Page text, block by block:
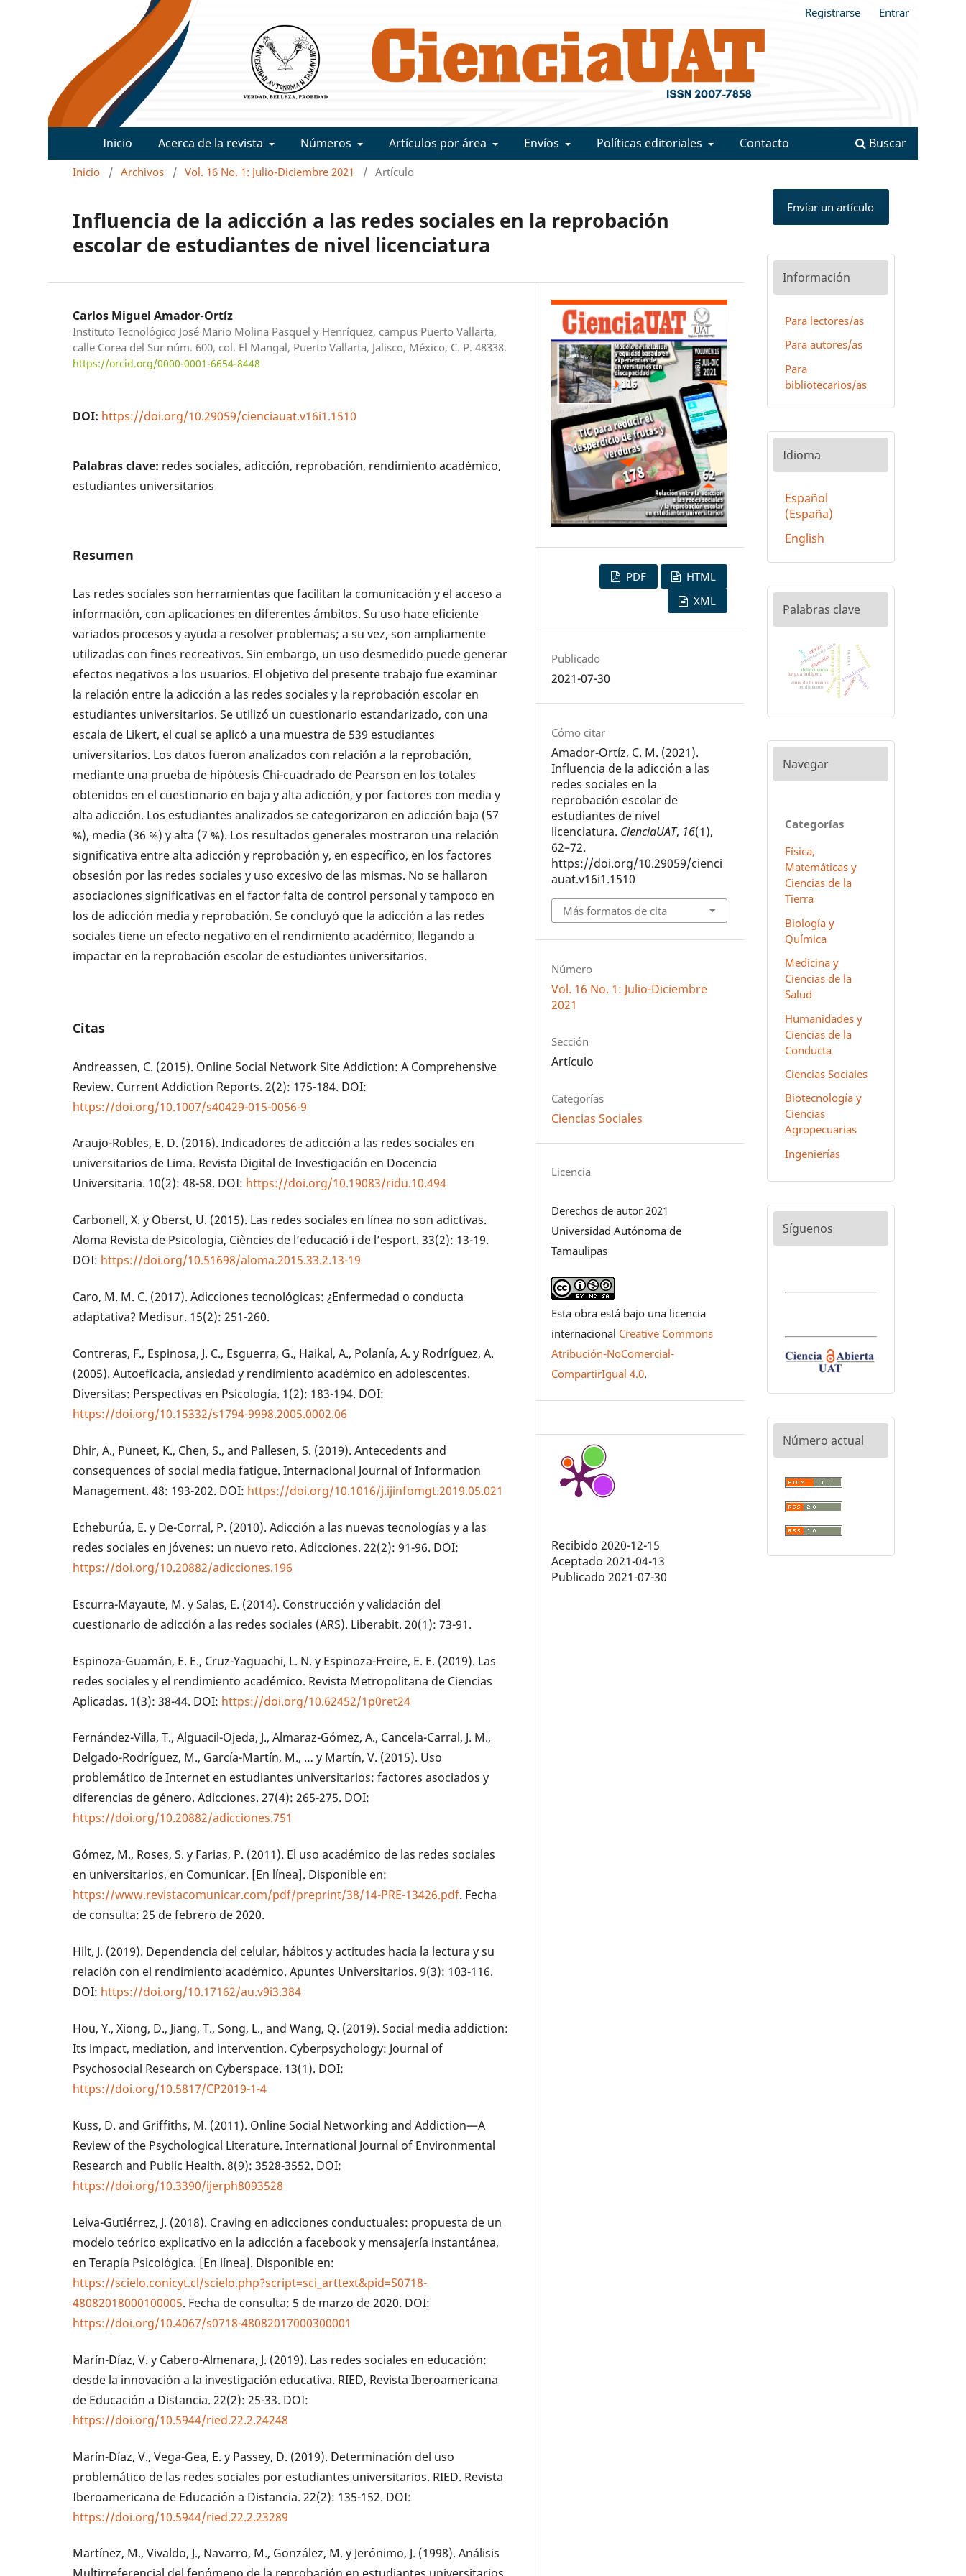
Inicio Acerca de la revista Números Artículos por área Envíos Políticas editoriales Contacto Buscar
Registrarse Entrar
Inicio / Archivos / Vol. 16 No. 1: Julio-Diciembre 2021 / Artículo
Influencia de la adicción a las redes sociales en la reprobación
escolar de estudiantes de nivel licenciatura
Carlos Miguel Amador-Ortíz
Instituto Tecnológico José Mario Molina Pasquel y Henríquez, campus Puerto Vallarta,
calle Corea del Sur núm. 600, col. El Mangal, Puerto Vallarta, Jalisco, México, C. P. 48338.
https://orcid.org/0000-0001-6654-8448
DOI: https://doi.org/10.29059/cienciauat.v16i1.1510
Palabras clave: redes sociales, adicción, reprobación, rendimiento académico,
estudiantes universitarios
Resumen
Las redes sociales son herramientas que facilitan la comunicación y el acceso a
información, con aplicaciones en diferentes ámbitos. Su uso hace eficiente
variados procesos y ayuda a resolver problemas; a su vez, son ampliamente
utilizadas con fines recreativos. Sin embargo, un uso desmedido puede generar
efectos negativos a los usuarios. El objetivo del presente trabajo fue examinar
la relación entre la adicción a las redes sociales y la reprobación escolar en
estudiantes universitarios. Se utilizó un cuestionario estandarizado, con una
escala de Likert, el cual se aplicó a una muestra de 539 estudiantes
universitarios. Los datos fueron analizados con relación a la reprobación,
mediante una prueba de hipótesis Chi-cuadrado de Pearson en los totales
obtenidos en el cuestionario en baja y alta adicción, y por factores con media y
alta adicción. Los estudiantes analizados se categorizaron en adicción baja (57
%), media (36 %) y alta (7 %). Los resultados generales mostraron una relación
significativa entre alta adicción y reprobación y, en específico, en los factores
obsesión por las redes sociales y uso excesivo de las mismas. No se hallaron
asociaciones significativas en el factor falta de control personal y tampoco en
los de adicción media y reprobación. Se concluyó que la adicción a las redes
sociales tiene un efecto negativo en el rendimiento académico, llegando a
impactar en la reprobación escolar de estudiantes universitarios.
Citas
Andreassen, C. (2015). Online Social Network Site Addiction: A Comprehensive
Review. Current Addiction Reports. 2(2): 175-184. DOI:
https://doi.org/10.1007/s40429-015-0056-9
Araujo-Robles, E. D. (2016). Indicadores de adicción a las redes sociales en
universitarios de Lima. Revista Digital de Investigación en Docencia
Universitaria. 10(2): 48-58. DOI: https://doi.org/10.19083/ridu.10.494
Carbonell, X. y Oberst, U. (2015). Las redes sociales en línea no son adictivas.
Aloma Revista de Psicologia, Ciències de l’educació i de l’esport. 33(2): 13-19.
DOI: https://doi.org/10.51698/aloma.2015.33.2.13-19
Caro, M. M. C. (2017). Adicciones tecnológicas: ¿Enfermedad o conducta
adaptativa? Medisur. 15(2): 251-260.
Contreras, F., Espinosa, J. C., Esguerra, G., Haikal, A., Polanía, A. y Rodríguez, A.
(2005). Autoeficacia, ansiedad y rendimiento académico en adolescentes.
Diversitas: Perspectivas en Psicología. 1(2): 183-194. DOI:
https://doi.org/10.15332/s1794-9998.2005.0002.06
Dhir, A., Puneet, K., Chen, S., and Pallesen, S. (2019). Antecedents and
consequences of social media fatigue. Internacional Journal of Information
Management. 48: 193-202. DOI: https://doi.org/10.1016/j.ijinfomgt.2019.05.021
Echeburúa, E. y De-Corral, P. (2010). Adicción a las nuevas tecnologías y a las
redes sociales en jóvenes: un nuevo reto. Adicciones. 22(2): 91-96. DOI:
https://doi.org/10.20882/adicciones.196
Escurra-Mayaute, M. y Salas, E. (2014). Construcción y validación del
cuestionario de adicción a las redes sociales (ARS). Liberabit. 20(1): 73-91.
Espinoza-Guamán, E. E., Cruz-Yaguachi, L. N. y Espinoza-Freire, E. E. (2019). Las
redes sociales y el rendimiento académico. Revista Metropolitana de Ciencias
Aplicadas. 1(3): 38-44. DOI: https://doi.org/10.62452/1p0ret24
Fernández-Villa, T., Alguacil-Ojeda, J., Almaraz-Gómez, A., Cancela-Carral, J. M.,
Delgado-Rodríguez, M., García-Martín, M., … y Martín, V. (2015). Uso
problemático de Internet en estudiantes universitarios: factores asociados y
diferencias de género. Adicciones. 27(4): 265-275. DOI:
https://doi.org/10.20882/adicciones.751
Gómez, M., Roses, S. y Farias, P. (2011). El uso académico de las redes sociales
en universitarios, en Comunicar. [En línea]. Disponible en:
https://www.revistacomunicar.com/pdf/preprint/38/14-PRE-13426.pdf. Fecha
de consulta: 25 de febrero de 2020.
Hilt, J. (2019). Dependencia del celular, hábitos y actitudes hacia la lectura y su
relación con el rendimiento académico. Apuntes Universitarios. 9(3): 103-116.
DOI: https://doi.org/10.17162/au.v9i3.384
Hou, Y., Xiong, D., Jiang, T., Song, L., and Wang, Q. (2019). Social media addiction:
Its impact, mediation, and intervention. Cyberpsychology: Journal of
Psychosocial Research on Cyberspace. 13(1). DOI:
https://doi.org/10.5817/CP2019-1-4
Kuss, D. and Griffiths, M. (2011). Online Social Networking and Addiction—A
Review of the Psychological Literature. International Journal of Environmental
Research and Public Health. 8(9): 3528-3552. DOI:
https://doi.org/10.3390/ijerph8093528
Leiva-Gutiérrez, J. (2018). Craving en adicciones conductuales: propuesta de un
modelo teórico explicativo en la adicción a facebook y mensajería instantánea,
en Terapia Psicológica. [En línea]. Disponible en:
https://scielo.conicyt.cl/scielo.php?script=sci_arttext&pid=S0718-
48082018000100005. Fecha de consulta: 5 de marzo de 2020. DOI:
https://doi.org/10.4067/s0718-48082017000300001
Marín-Díaz, V. y Cabero-Almenara, J. (2019). Las redes sociales en educación:
desde la innovación a la investigación educativa. RIED, Revista Iberoamericana
de Educación a Distancia. 22(2): 25-33. DOI:
https://doi.org/10.5944/ried.22.2.24248
Marín-Díaz, V., Vega-Gea, E. y Passey, D. (2019). Determinación del uso
problemático de las redes sociales por estudiantes universitarios. RIED. Revista
Iberoamericana de Educación a Distancia. 22(2): 135-152. DOI:
https://doi.org/10.5944/ried.22.2.23289
Martínez, M., Vivaldo, J., Navarro, M., González, M. y Jerónimo, J. (1998). Análisis
PDF
HTML
XML
Publicado
2021-07-30
Cómo citar
Amador-Ortíz, C. M. (2021).
Influencia de la adicción a las
redes sociales en la
reprobación escolar de
estudiantes de nivel
licenciatura. CienciaUAT, 16(1),
62–72.
https://doi.org/10.29059/cienci
auat.v16i1.1510
Más formatos de cita
Número
Vol. 16 No. 1: Julio-Diciembre
2021
Sección
Artículo
Categorías
Ciencias Sociales
Licencia
Derechos de autor 2021
Universidad Autónoma de
Tamaulipas
Esta obra está bajo una licencia
internacional Creative Commons
Atribución-NoComercial-
CompartirIgual 4.0.
Recibido 2020-12-15
Aceptado 2021-04-13
Publicado 2021-07-30
Enviar un artículo
Información
Para lectores/as
Para autores/as
Para
bibliotecarios/as
Idioma
Español
(España)
English
Palabras clave
depresión estudiantes universitarios
diferencias de sexo
salud mental g-cuádruples
virus de humanosgenomasantivirales
delincuencia
perú
lengua indígena
hñähñu
español
red neuronal
méxico
rendimiento
Navegar
Categorías
Física,
Matemáticas y
Ciencias de la
Tierra
Biología y
Química
Medicina y
Ciencias de la
Salud
Humanidades y
Ciencias de la
Conducta
Ciencias Sociales
Biotecnología y
Ciencias
Agropecuarias
Ingenierías
Síguenos
Número actual